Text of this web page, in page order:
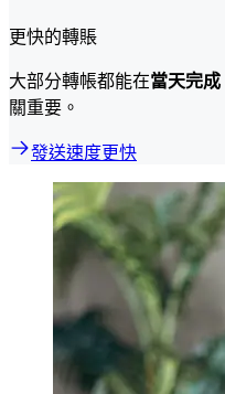
更快的轉賬
大部分轉帳都能在當天完成
關重要。
發送速度更快